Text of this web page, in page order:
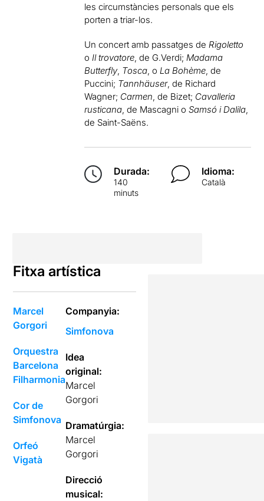
les circumstàncies personals que els
porten a triar-los.
Un concert amb passatges de Rigoletto
o Il trovatore , de G.Verdi; Madama
Butterfly, Tosca , o La Bohème , de
Puccini; Tannhäuser, de Richard
Wagner; Carmen , de Bizet; Cavalleria
rusticana , de Mascagni oSamsó i Dalila
de Saint-Saëns.
Durada:
140
minuts
Idioma:
Català
Fitxa artística
Marcel
Gorgori
Orquestra
Barcelona
Filharmonia
Cor de
Simfonova
Orfeó
Vigatà
Companyia:
Simfonova
Idea
original:
Marcel
Gorgori
Dramatúrgia:
Marcel
Gorgori
Direcció
musical: